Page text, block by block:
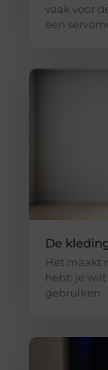
vaak voor
een
De
Het maakt
hebt: je
gebruiken